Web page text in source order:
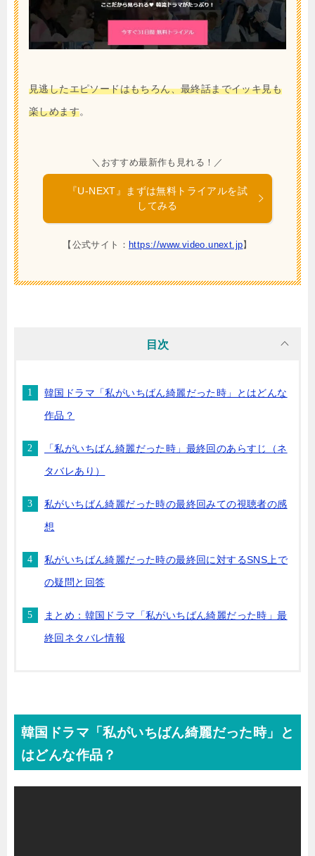
見逃したエピソードはもちろん、最終話までイッキ見も
楽しめます。
＼おすすめ最新作も見れる！／
『U-NEXT』まずは無料トライアルを試
してみる
【公式サイト： https://www.video.unext.jp】
目次
韓国ドラマ「私がいちばん綺麗だった時」とはどんな
作品？
「私がいちばん綺麗だった時」最終回のあらすじ（ネ
タバレあり）
私がいちばん綺麗だった時の最終回みての視聴者の感
想
私がいちばん綺麗だった時の最終回に対するSNS上で
の疑問と回答
まとめ：韓国ドラマ「私がいちばん綺麗だった時」最
終回ネタバレ情報
韓国ドラマ「私がいちばん綺麗だった時」と
はどんな作品？